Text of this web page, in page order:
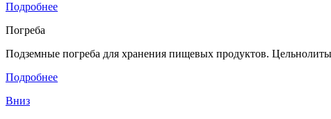
Подробнее
Погреба
Подземные погреба для хранения пищевых продуктов.
Подробнее
Вниз